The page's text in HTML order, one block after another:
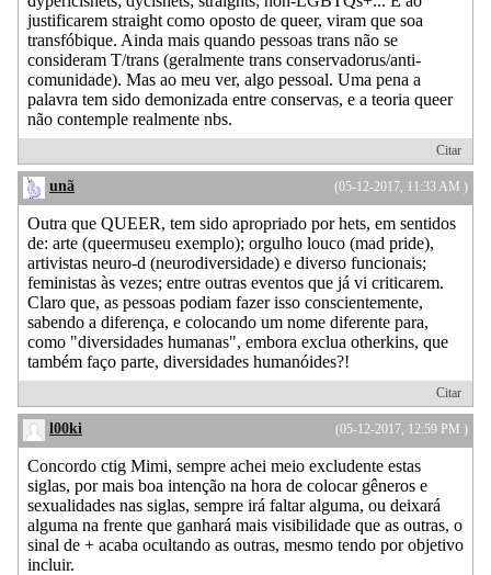
justificarem straight como oposto de queer, viram que soa
transfóbique. Ainda mais quando pessoas trans não se
consideram T/trans (geralmente trans conservadorus/anti-
comunidade). Mas ao meu ver, algo pessoal. Uma pena a
palavra tem sido demonizada entre conservas, e a teoria queer
não contemple realmente nbs.
Citar
(05-12-2017, 11:33 AM )
unã
Outra que QUEER, tem sido apropriado por hets, em sentidos
de: arte (queermuseu exemplo); orgulho louco (mad pride),
artivistas neuro-d (neurodiversidade) e diverso funcionais;
feministas às vezes; entre outras eventos que já vi criticarem.
Claro que, as pessoas podiam fazer isso conscientemente,
sabendo a diferença, e colocando um nome diferente para,
como "diversidades humanas", embora exclua otherkins, que
também faço parte, diversidades humanóides?!
Citar
(05-12-2017, 12:59 PM )
l00ki
Concordo ctig Mimi, sempre achei meio excludente estas
siglas, por mais boa intenção na hora de colocar gêneros e
sexualidades nas siglas, sempre irá faltar alguma, ou deixará
alguma na frente que ganhará mais visibilidade que as outras, o
sinal de + acaba ocultando as outras, mesmo tendo por objetivo
incluir.